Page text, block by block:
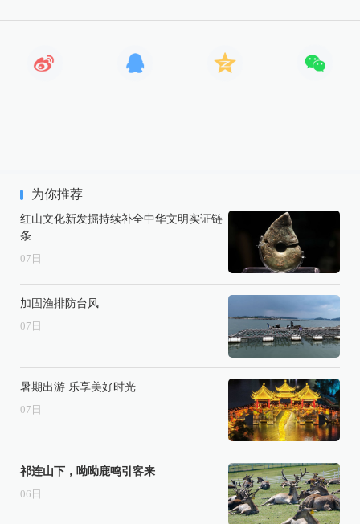
为你推荐
红山文化新发掘持续补全中华文明实证链
条
07 日
加固渔排防台风
07 日
暑期出游 乐享美好时光
07 日
祁连山下，呦呦鹿鸣引客来
06 日